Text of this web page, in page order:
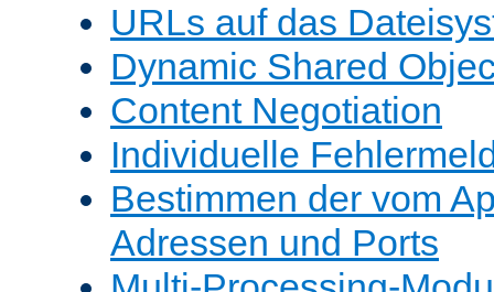
URLs auf das
Dynamic Shared
Content Negotiation
Individuelle
Bestimmen der vom
Adressen und Ports